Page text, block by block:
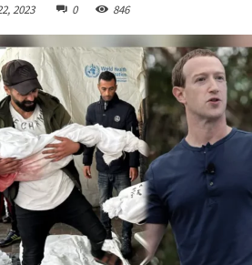
2023 0 846